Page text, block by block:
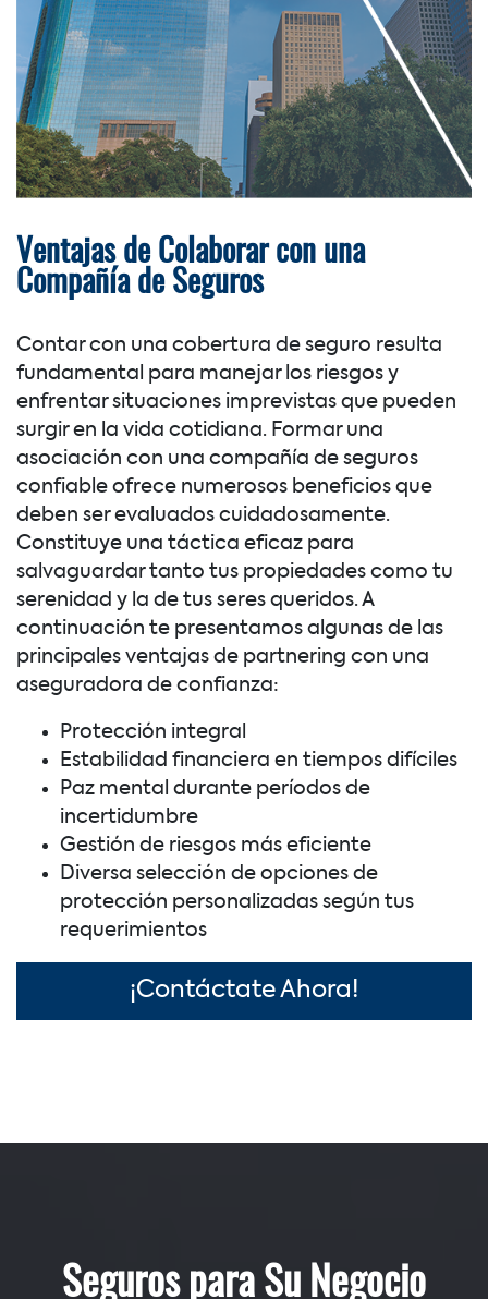
Ventajas de Colaborar con una
Compañía de Seguros
Contar con una cobertura de seguro resulta
fundamental para manejar los riesgos y
enfrentar situaciones imprevistas que pueden
surgir en la vida cotidiana. Formar una
asociación con una compañía de seguros
confiable ofrece numerosos beneficios que
deben ser evaluados cuidadosamente.
Constituye una táctica eficaz para
salvaguardar tanto tus propiedades como tu
serenidad y la de tus seres queridos. A
continuación te presentamos algunas de las
principales ventajas de partnering con una
aseguradora de confianza:
Protección integral
Estabilidad financiera en tiempos difíciles
Paz mental durante períodos de
incertidumbre
Gestión de riesgos más eficiente
Diversa selección de opciones de
protección personalizadas según tus
requerimientos
¡Contáctate Ahora!
Seguros para Su Negocio